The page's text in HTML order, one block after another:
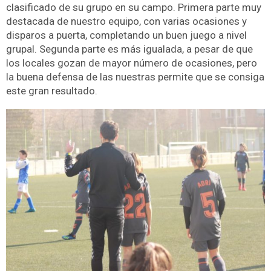
clasificado de su grupo en su campo. Primera parte muy
destacada de nuestro equipo, con varias ocasiones y
disparos a puerta, completando un buen juego a nivel
grupal. Segunda parte es más igualada, a pesar de que
los locales gozan de mayor número de ocasiones, pero
la buena defensa de las nuestras permite que se consiga
este gran resultado.